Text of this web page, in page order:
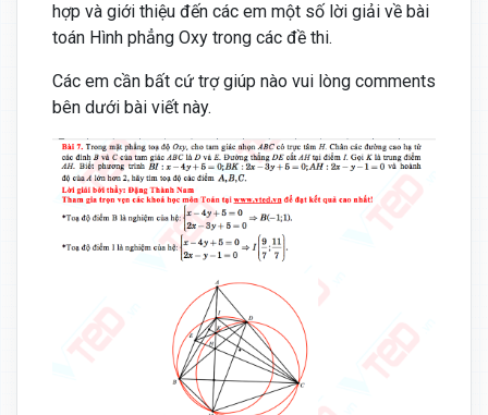
hợp và giới thiệu đến các em một số lời giải về bài
toán Hình phẳng Oxy trong các đề thi.
Các em cần bất cứ trợ giúp nào vui lòng comments
bên dưới bài viết này.